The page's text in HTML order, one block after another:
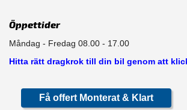
Öppettider
Måndag - Fredag 08.00 - 17.00
Hitta rätt dragkrok till din bil genom att
Få offert Monterat & Klart